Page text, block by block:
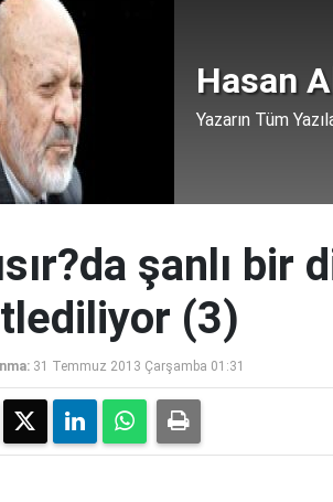
Hasan
Yazarın Tüm
şanlı bir
(3)
31 Temmuz 2013 Çarşamba 01:31